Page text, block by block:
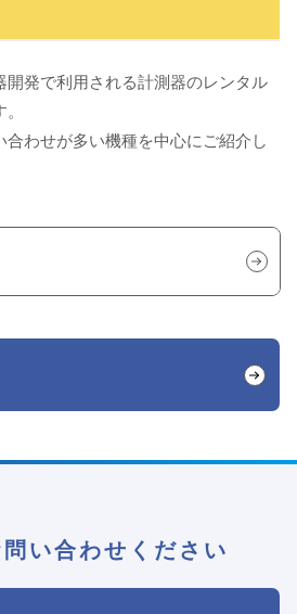
開発で利用される計測器のレンタル
合わせが多い機種を中心にご紹介し
い合わせください